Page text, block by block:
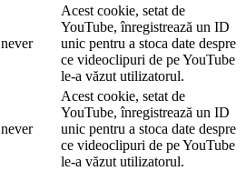
never
Acest cookie, setat de
YouTube, înregistrează un ID
unic pentru a stoca date despre
ce videoclipuri de pe YouTube
le-a văzut utilizatorul.
never
Acest cookie, setat de
YouTube, înregistrează un ID
unic pentru a stoca date despre
ce videoclipuri de pe YouTube
le-a văzut utilizatorul.